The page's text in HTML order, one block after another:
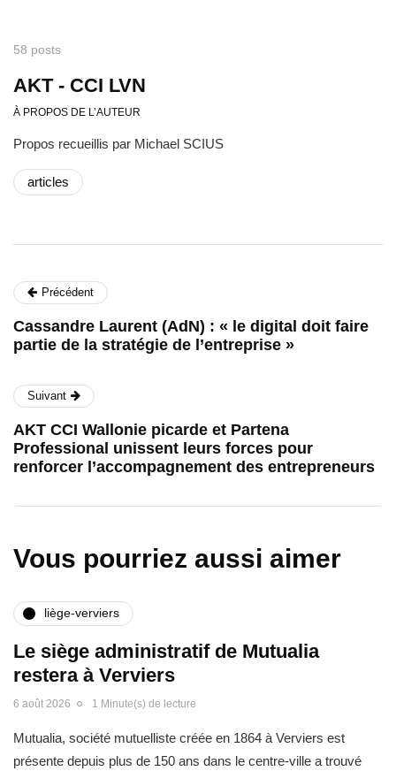
58 posts
AKT - CCI LVN
À PROPOS DE L’AUTEUR
Propos recueillis par Michael SCIUS
articles
Précédent
Cassandre Laurent (AdN) : « le digital doit faire
partie de la stratégie de l’entreprise »
Suivant
AKT CCI Wallonie picarde et Partena
Professional unissent leurs forces pour
renforcer l’accompagnement des entrepreneurs
Vous pourriez aussi aimer
liège-verviers
Le siège administratif de Mutualia
restera à Verviers
6 août 2026 1 Minute(s) de lecture
Mutualia, société mutuelliste créée en 1864 à Verviers est
présente depuis plus de 150 ans dans le centre-ville a trouvé